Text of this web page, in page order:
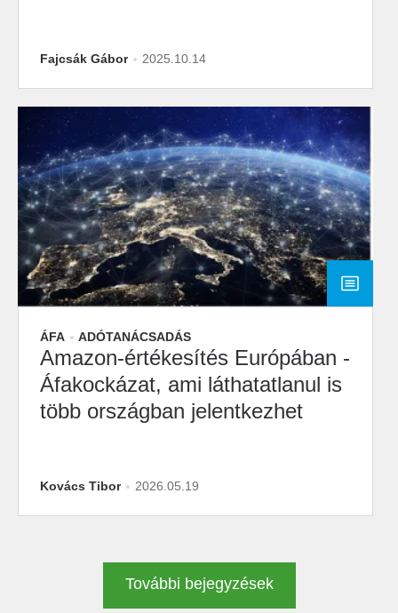
Fajcsák Gábor 2025.10.14
ÁFA ADÓTANÁCSADÁS
Amazon-értékesítés Európában -
Áfakockázat, ami láthatatlanul is
több országban jelentkezhet
Kovács Tibor 2026.05.19
További bejegyzések